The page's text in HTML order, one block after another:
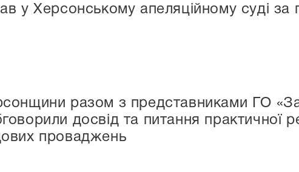
у Херсонському апеляційному суді за
разом з представниками ГО
досвід та питання практичної
проваджень